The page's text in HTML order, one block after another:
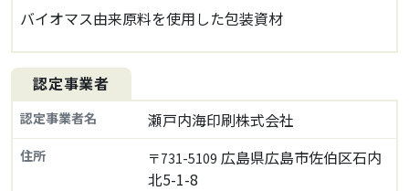
バイオマス由来原料を使用した包装資材
認定事業者
認定事業者名 瀬戸内海印刷株式会社
住所 〒731-5109 広島県広島市佐伯区石内
北5-1-8